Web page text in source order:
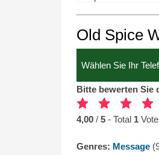
Old Spice
Bitte bewerten Sie
4,00 / 5 - Total 1
Genres: Message